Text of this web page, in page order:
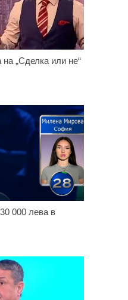
на „Сделка или не“
000 лева в